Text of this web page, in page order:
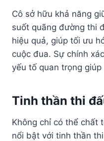
Cô sở hữu khả năng
suốt quãng đường thi
hiệu quả, giúp tối ưu
cuộc đua. Sự chính
yếu tố quan trọng
Tinh thần thi
Không chỉ có thể chất
nổi bật với tinh thần